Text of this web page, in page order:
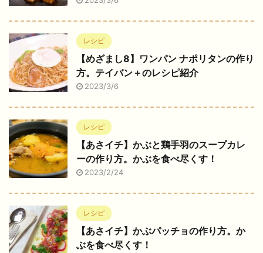
レシピ
【めざまし8】ワンパン ナポリタンの作り
方。テイバン＋のレシピ紹介
2023/3/6
レシピ
【あさイチ】かぶと鶏手羽のスープカレ
ーの作り方。かぶを食べ尽くす！
2023/2/24
レシピ
【あさイチ】かぶパッチョの作り方。か
ぶを食べ尽くす！